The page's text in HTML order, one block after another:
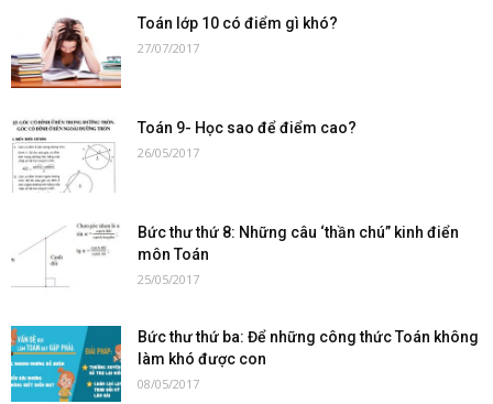
Toán lớp 10 có điểm gì khó?
27/07/2017
Toán 9- Học sao để điểm cao?
26/05/2017
Bức thư thứ 8: Những câu ‘thần chú” kinh điển
môn Toán
25/05/2017
Bức thư thứ ba: Để những công thức Toán không
làm khó được con
08/05/2017